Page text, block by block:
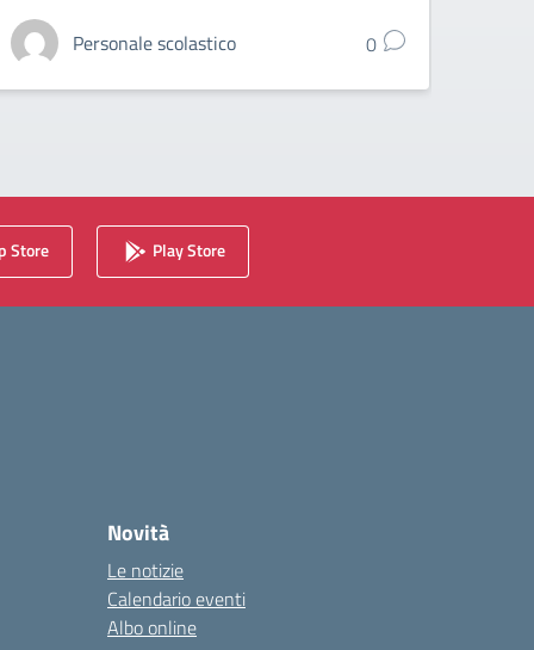
Personale scolastico 0
Store Play Store
Novità
Le notizie
Calendario eventi
Albo online